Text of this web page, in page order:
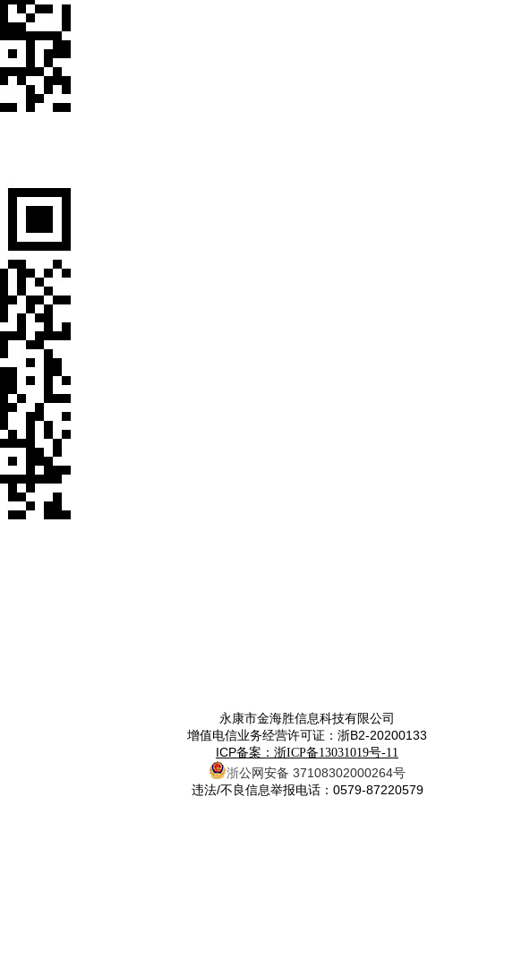
永康市金海胜信息科技有限公司
增值电信业务经营许可证：浙B2-20200133
ICP备案： 浙ICP备13031019号-11
浙公网安备 37108302000264号
违法/不良信息举报电话：0579-87220579